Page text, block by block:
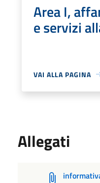
Area I,
e servizi
VAI ALLA PAGINA
Allegati